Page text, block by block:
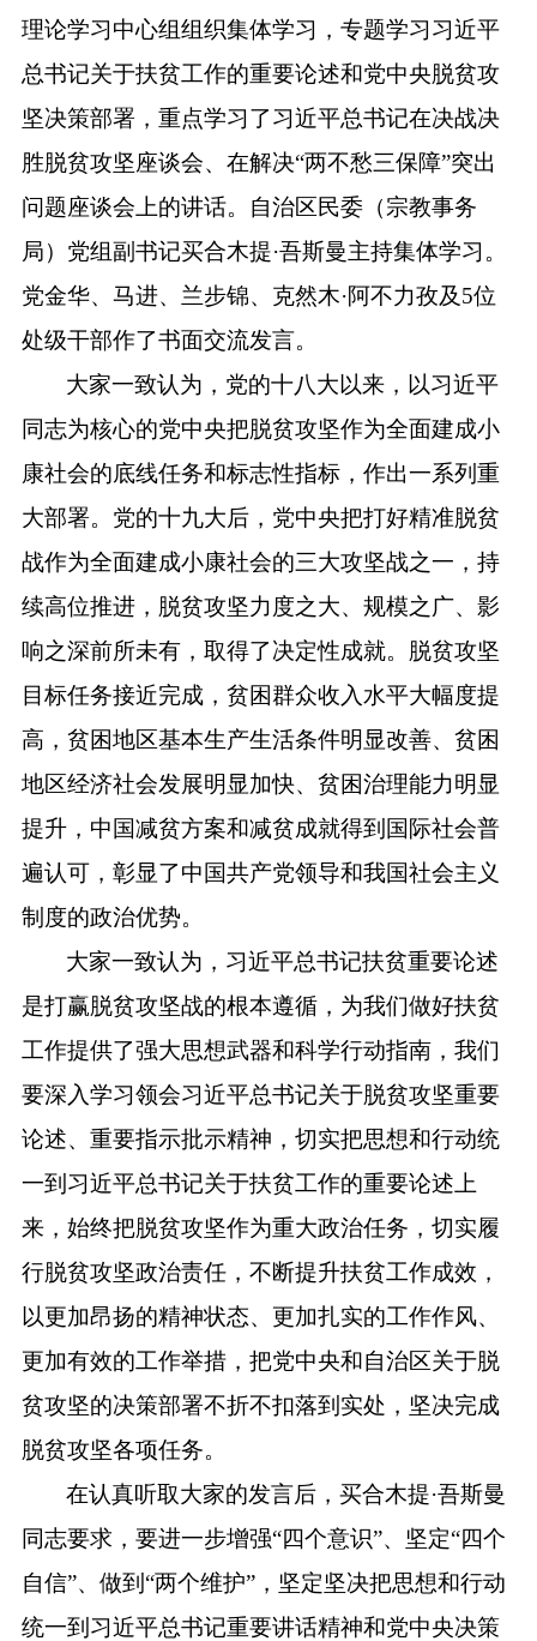
理论学习中心组组织集体学习，专题学习习近平
总书记关于扶贫工作的重要论述和党中央脱贫攻
坚决策部署，重点学习了习近平总书记在决战决
胜脱贫攻坚座谈会、在解决“两不愁三保障”突出
问题座谈会上的讲话。自治区民委（宗教事务
局）党组副书记买合木提·吾斯曼主持集体学习。
党金华、马进、兰步锦、克然木·阿不力孜及5位
处级干部作了书面交流发言。
大家一致认为，党的十八大以来，以习近平
同志为核心的党中央把脱贫攻坚作为全面建成小
康社会的底线任务和标志性指标，作出一系列重
大部署。党的十九大后，党中央把打好精准脱贫
战作为全面建成小康社会的三大攻坚战之一，持
续高位推进，脱贫攻坚力度之大、规模之广、影
响之深前所未有，取得了决定性成就。脱贫攻坚
目标任务接近完成，贫困群众收入水平大幅度提
高，贫困地区基本生产生活条件明显改善、贫困
地区经济社会发展明显加快、贫困治理能力明显
提升，中国减贫方案和减贫成就得到国际社会普
遍认可，彰显了中国共产党领导和我国社会主义
制度的政治优势。
大家一致认为，习近平总书记扶贫重要论述
是打赢脱贫攻坚战的根本遵循，为我们做好扶贫
工作提供了强大思想武器和科学行动指南，我们
要深入学习领会习近平总书记关于脱贫攻坚重要
论述、重要指示批示精神，切实把思想和行动统
一到习近平总书记关于扶贫工作的重要论述上
来，始终把脱贫攻坚作为重大政治任务，切实履
行脱贫攻坚政治责任，不断提升扶贫工作成效，
以更加昂扬的精神状态、更加扎实的工作作风、
更加有效的工作举措，把党中央和自治区关于脱
贫攻坚的决策部署不折不扣落到实处，坚决完成
脱贫攻坚各项任务。
在认真听取大家的发言后，买合木提·吾斯曼
同志要求，要进一步增强“四个意识”、坚定“四个
自信”、做到“两个维护”，坚定坚决把思想和行动
统一到习近平总书记重要讲话精神和党中央决策